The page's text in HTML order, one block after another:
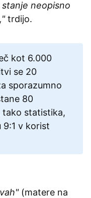
stanje neopisno
trdijo.
kot 6.000
se 20
sporazumno
80
statistika,
9:1 v korist
(matere na